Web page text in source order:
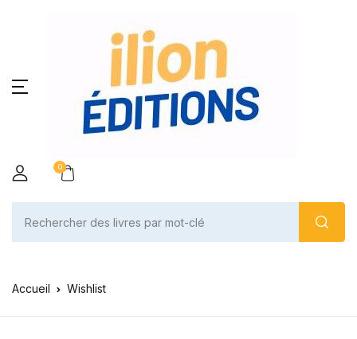
0
Accueil Wishlist